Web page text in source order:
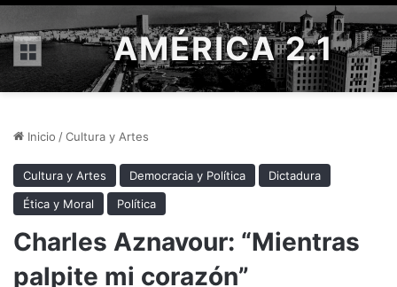
Menú AMÉRICA 2.1
Inicio /Cultura y Artes
Cultura y Artes Democracia y Política
Dictadura
Ética y Moral
Política
Charles Aznavour: “Mientras
palpite mi corazón”